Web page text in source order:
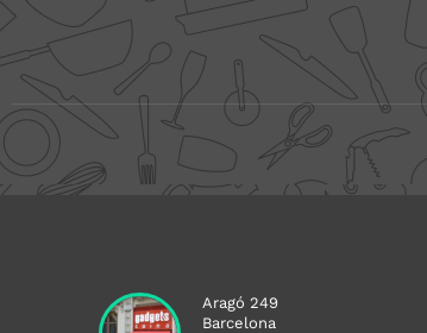
Aragó 249
Barcelona